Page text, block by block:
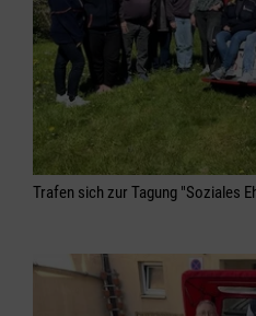
Trafen sich zur Tagung "Soziales